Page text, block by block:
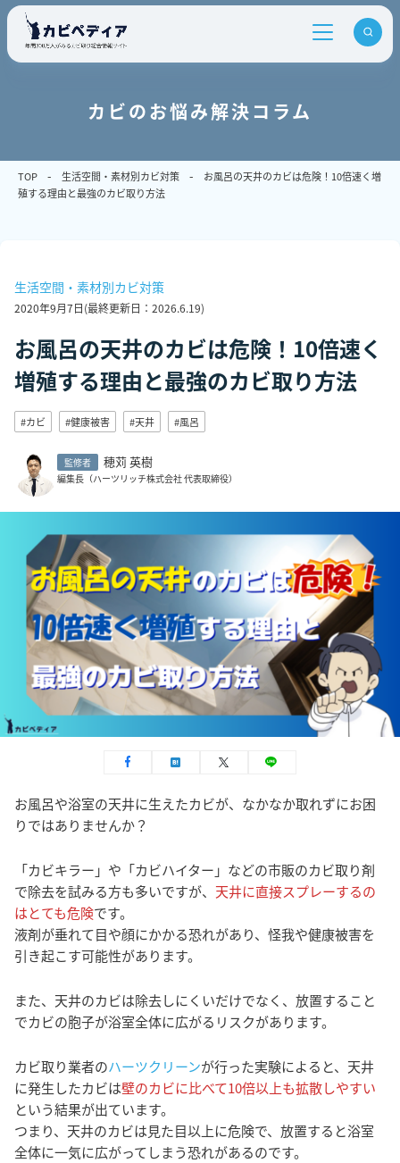
カビのお悩み解決コラム
TOP 生活空間・素材別カビ対策
お風呂の天井のカビは危険！10倍速く増
殖する理由と最強のカビ取り方法
生活空間・素材別カビ対策
2020年9月7日(最終更新日： 2026.6.19)
お風呂の天井のカビは危険！10倍速く
増殖する理由と最強のカビ取り方法
#カビ #健康被害 #天井 #風呂
監修者 穂苅 英樹
編集長（ハーツリッチ株式会社 代表取締役）
お風呂や浴室の天井に生えたカビが、なかなか取れずにお困
りではありませんか？
「カビキラー」や「カビハイター」などの市販のカビ取り剤
で除去を試みる方も多いですが、 天井に直接スプレーするの
はとても危険です。
液剤が垂れて目や顔にかかる恐れがあり、怪我や健康被害を
引き起こす可能性があります。
また、天井のカビは除去しにくいだけでなく、放置すること
でカビの胞子が浴室全体に広がるリスクがあります。
カビ取り業者のハーツクリーンが行った実験によると、天井
に発生したカビは壁のカビに比べて10倍以上も拡散しやすい
という結果が出ています。
つまり、天井のカビは見た目以上に危険で、放置すると浴室
全体に一気に広がってしまう恐れがあるのです。